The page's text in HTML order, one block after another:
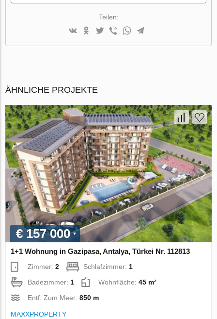
Teilen:
ÄHNLICHE PROJEKTE
€ 157 000
1+1 Wohnung in Gazipasa, Antalya, Türkei Nr. 112813
Zimmer:2 Schlafzimmer:1
Badezimmer:1 Wohnfläche:45 m²
Entf. Zum Meer:850 m
MAXXPROPERTY